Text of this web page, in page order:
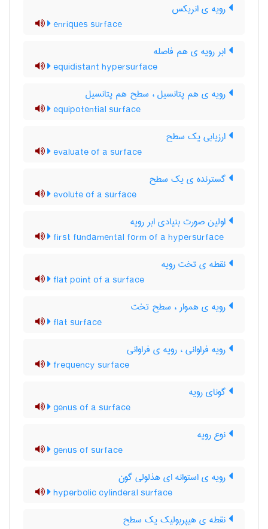
رویه ی انریکس
enriques surface
ابر رویه ی هم فاصله
equidistant hypersurface
رویه ی هم پتانسیل ، سطح هم پتانسیل
equipotential surface
ارزیابی یک سطح
evaluate of a surface
گسترنده ی یک سطح
evolute of a surface
اولین صورت بنیادی ابر رویه
first fundamental form of a hypersurface
نقطه ی تخت رویه
flat point of a surface
رویه ی هموار ، سطح تخت
flat surface
رویه فراوانی ، رویه ی فراوانی
frequency surface
گونای رویه
genus of a surface
نوع رویه
genus of surface
رویه ی استوانه ای هذلولی گون
hyperbolic cylinderal surface
نقطه ی هیپربولیک یک سطح